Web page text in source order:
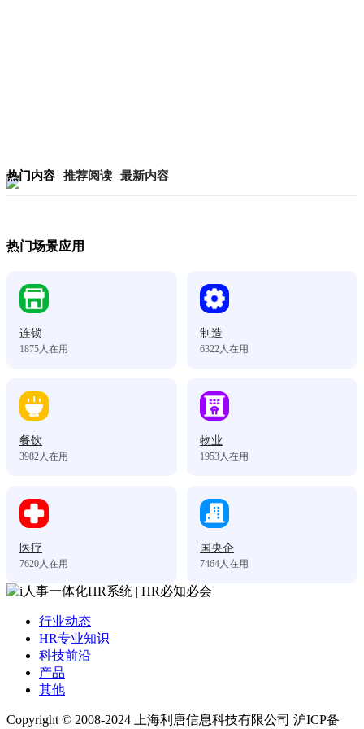
热门内容 推荐阅读 最新内容
热门场景应用
连锁
1875人在用
制造
6322人在用
餐饮
3982人在用
物业
1953人在用
医疗
7620人在用
国央企
7464人在用
行业动态
HR专业知识
科技前沿
产品
其他
Copyright © 2008-2024 上海利唐信息科技有限公司 沪ICP备